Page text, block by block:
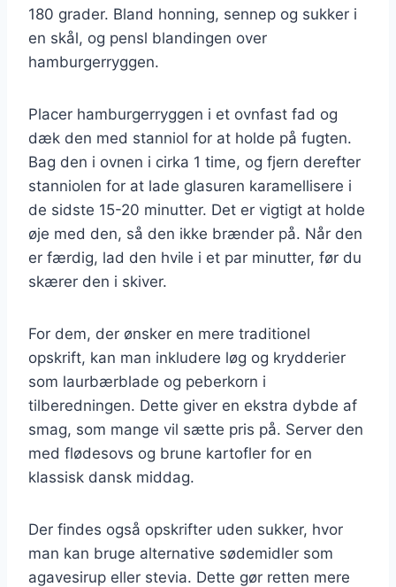
180 grader. Bland honning, sennep og sukker i
en skål, og pensl blandingen over
hamburgerryggen.
Placer hamburgerryggen i et ovnfast fad og
dæk den med stanniol for at holde på fugten.
Bag den i ovnen i cirka 1 time, og fjern derefter
stanniolen for at lade glasuren karamellisere i
de sidste 15-20 minutter. Det er vigtigt at holde
øje med den, så den ikke brænder på. Når den
er færdig, lad den hvile i et par minutter, før du
skærer den i skiver.
For dem, der ønsker en mere traditionel
opskrift, kan man inkludere løg og krydderier
som laurbærblade og peberkorn i
tilberedningen. Dette giver en ekstra dybde af
smag, som mange vil sætte pris på. Server den
med flødesovs og brune kartofler for en
klassisk dansk middag.
Der findes også opskrifter uden sukker, hvor
man kan bruge alternative sødemidler som
agavesirup eller stevia. Dette gør retten mere